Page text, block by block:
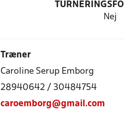
Nej
Træner
Caroline Serup Emborg
28940642 / 30484754
caroemborg@gmail.com